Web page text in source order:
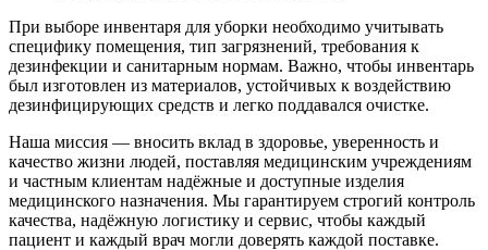
При выборе инвентаря для уборки необходимо учитывать
специфику помещения, тип загрязнений, требования к
дезинфекции и санитарным нормам. Важно, чтобы инвентарь
был изготовлен из материалов, устойчивых к воздействию
дезинфицирующих средств и легко поддавался очистке.
Наша миссия — вносить вклад в здоровье, уверенность и
качество жизни людей, поставляя медицинским учреждениям
и частным клиентам надёжные и доступные изделия
медицинского назначения. Мы гарантируем строгий контроль
качества, надёжную логистику и сервис, чтобы каждый
пациент и каждый врач могли доверять каждой поставке.